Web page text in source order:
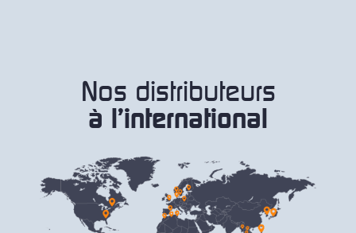
Nos distributeurs
à l'international